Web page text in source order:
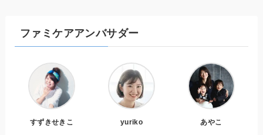
ファミケアアンバサダー
すずきせきこ yuriko あやこ